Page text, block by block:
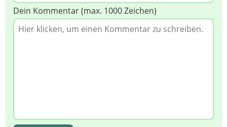
Dein Kommentar (max. 1000 Zeichen)